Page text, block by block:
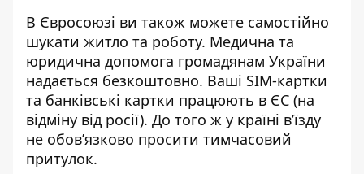
В Євросоюзі ви також можете самостійно
шукати житло та роботу. Медична та
юридична допомога громадянам України
надається безкоштовно. Ваші SIM-картки
та банківські картки працюють в ЄС (на
відміну від росії). До того ж у країні в’їзду
не обов’язково просити тимчасовий
притулок.